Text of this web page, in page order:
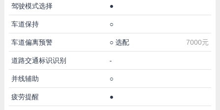
驾驶模式选择 ●
车道保持 ○
车道偏离预警 ○ 选配 7000元
道路交通标识识别 -
并线辅助 ○
疲劳提醒 ●